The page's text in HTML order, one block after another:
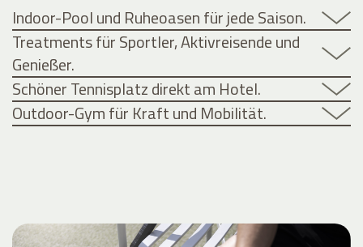
Indoor-Pool und Ruheoasen für jede Saison.
Treatments für Sportler, Aktivreisende und
Genießer.
Schöner Tennisplatz direkt am Hotel.
Outdoor-Gym für Kraft und Mobilität.